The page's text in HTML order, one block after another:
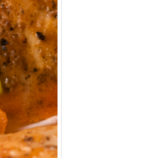
פלפל לבן- 1 כף